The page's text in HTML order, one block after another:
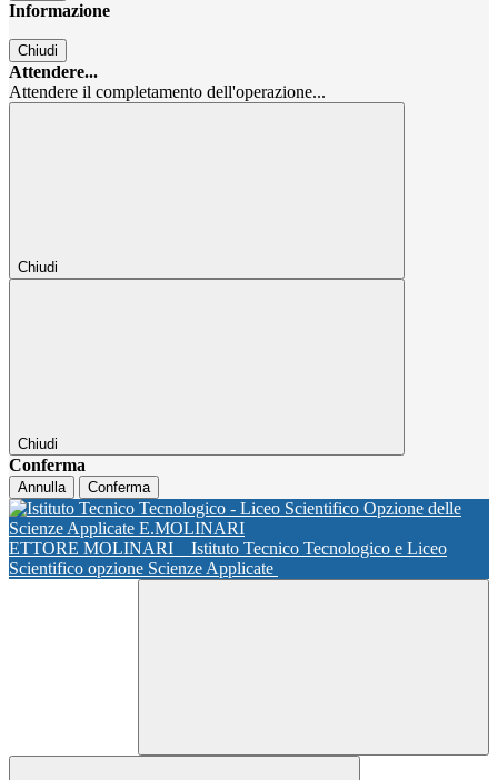
Informazione
Chiudi
Attendere...
Attendere il completamento dell'operazione...
Chiudi
Chiudi
Conferma
Annulla Conferma
ETTORE MOLINARI
Istituto Tecnico Tecnologico e Liceo
Scientifico opzione Scienze Applicate